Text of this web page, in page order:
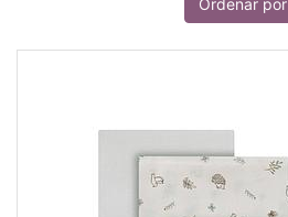
Ordenar por